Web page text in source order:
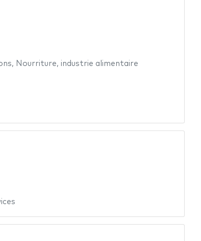
, Nourriture, industrie alimentaire